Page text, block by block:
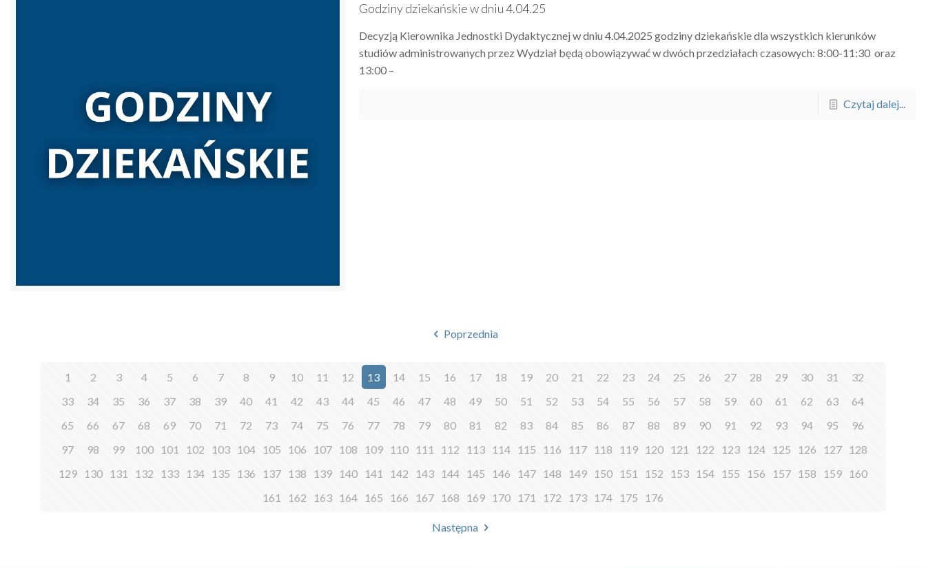
Godziny dziekańskie w dniu 4.04.25
Decyzją Kierownika Jednostki Dydaktycznej w dniu 4.04.2025 godziny dziekańskie dla wszystkich kierunków
studiów administrowanych przez Wydział będą obowiązywać w dwóch przedziałach czasowych: 8:00-11:30 oraz
13:00 –
Czytaj dalej...
Poprzednia
1 2 3 4 5 6 7 8 9 10 11 12 13 14 15 16 17 18 19 20 21 22 23 24 25 26 27 28 29 30 31
32
33
34 35 36 37 38 39 40 41 42 43 44 45 46 47 48 49 50 51 52 53 54 55 56 57 58 59 60 61 62 63
64
65
66 67 68 69 70 71 72 73 74 75 76 77 78 79 80 81 82 83 84 85 86 87 88 89 90 91 92 93 94 95
96
97
98 99 100 101 102 103 104 105 106 107 108 109 110 111 112 113 114 115 116 117 118 119 120 121 122 123 124 125 126 127 128
129 130 131 132 133 134 135 136 137 138 139 140 141 142 143 144 145 146 147 148 149 150 151 152 153 154 155 156 157 158 159 160
161
162 163 164 165 166 167 168 169 170 171 172 173 174 175 176
Następna